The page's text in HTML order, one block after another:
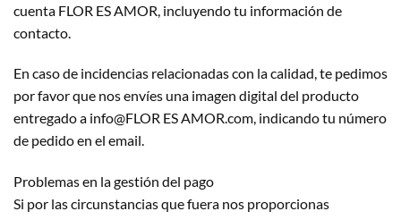
cuenta FLOR ES AMOR, incluyendo tu información de
contacto.
En caso de incidencias relacionadas con la calidad, te pedimos
por favor que nos envíes una imagen digital del producto
entregado a info@FLOR ES AMOR.com, indicando tu número
de pedido en el email.
Problemas en la gestión del pago
Si por las circunstancias que fuera nos proporcionas